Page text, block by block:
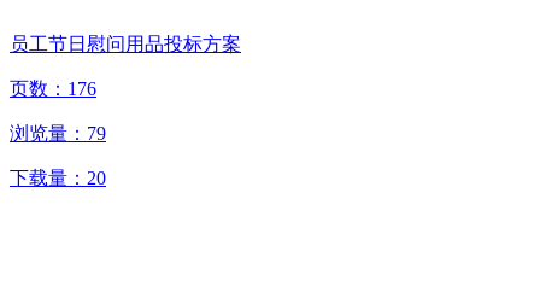
员工节日慰问用品投标方案
页数： 176
浏览量： 79
下载量： 20